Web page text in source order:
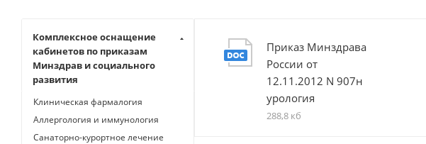
Приказ Минздрава
России от
12.11.2012 N 907н
урология
288,8 кб
Комплексное оснащение
кабинетов по приказам
Минздрав и социального
развития
Клиническая фармалогия
Аллергология и иммунология
Санаторно-курортное лечение